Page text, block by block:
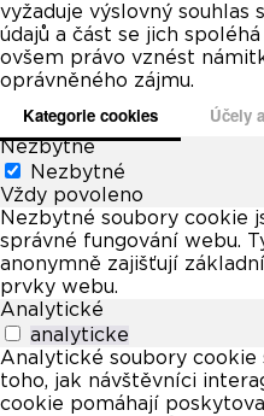
vyžaduje výslovný souhlas
údajů a část se jich
ovšem právo vznést
oprávněného zájmu.
Kategorie cookies Účely
Nezbytné
Nezbytné
Vždy povoleno
Nezbytné soubory cookie
správné fungování webu.
anonymně zajišťují
prvky webu.
Analytické
analyticke
Analytické soubory
toho, jak návštěvníci
cookie pomáhají